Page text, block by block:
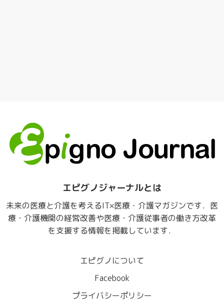
エピグノジャーナルとは
未来の医療と介護を考えるIT×医療・介護マガジンです．医
療・介護機関の経営改善や医療・介護従事者の働き方改革
を支援する情報を掲載しています．
エピグノについて
Facebook
プライバシーポリシー